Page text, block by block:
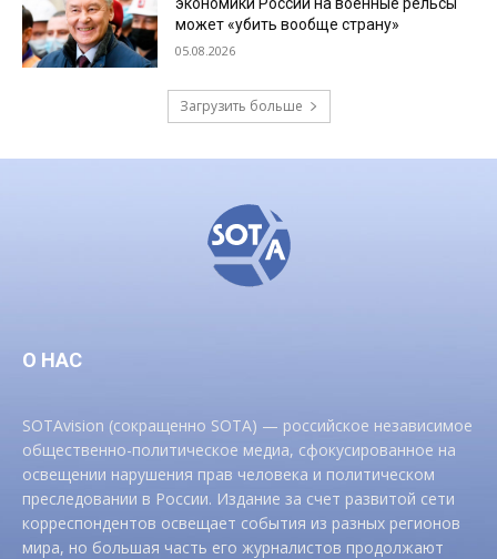
может «убить вообще страну»
05.08.2026
Загрузить больше
О НАС
SOTAvision (сокращенно SOTA) — российское независимое
общественно-политическое медиа, сфокусированное на
освещении нарушения прав человека и политическом
преследовании в России. Издание за счет развитой сети
корреспондентов освещает события из разных регионов
мира, но большая часть его журналистов продолжают